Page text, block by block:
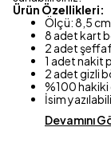
Ürün Özellikleri:
Ölçü: 8,5 cm
8 adet kart
2 adet
1 adet nakit
2 adet gizli
%100 hakiki
İsim
Devamını